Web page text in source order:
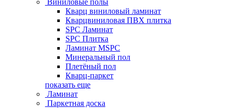
Кварц виниловый ламинат
Кварцвиниловая ПВХ плитка
SPC Ламинат
SPC Плитка
Ламинат MSPC
Минеральный пол
Плетёный пол
Кварц-паркет
показать еще
Ламинат
Паркетная доска